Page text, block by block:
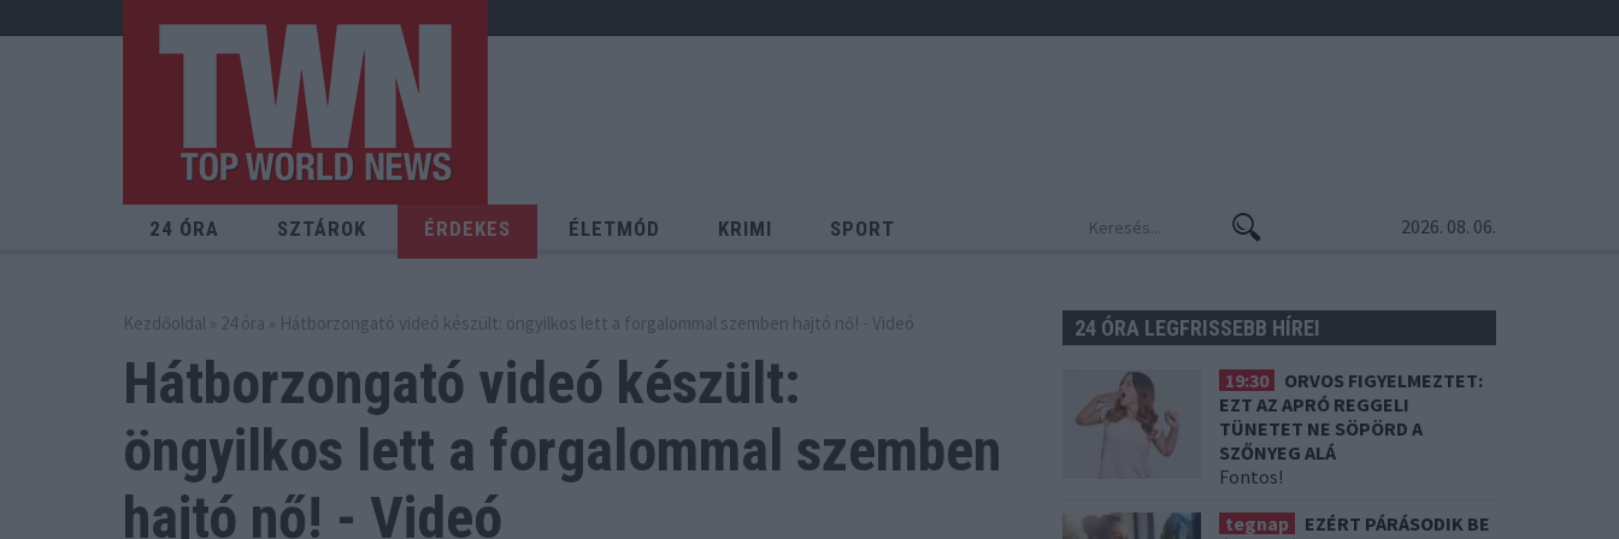
24 ÓRA SZTÁROK ÉRDEKES ÉLETMÓD KRIMI SPORT 2026. 08. 06.
Kezdőoldal » 24 óra » Hátborzongató videó készült: öngyilkos lett a forgalommal szemben hajtó nő! - Videó
Hátborzongató videó készült:
öngyilkos lett a forgalommal szemben
hajtó nő! - Videó
24 ÓRA LEGFRISSEBB HÍREI
19:30
ORVOS FIGYELMEZTET:
EZT AZ APRÓ REGGELI
TÜNETET NE SÖPÖRD A
SZŐNYEG ALÁ
Fontos!
tegnap
EZÉRT PÁRÁSODIK BE